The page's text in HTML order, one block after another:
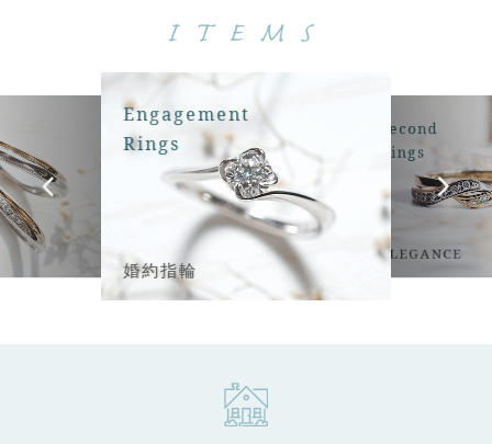
ITEMS
Engagement
Rings
婚約指輪
Second
Rings
ELEGANCE